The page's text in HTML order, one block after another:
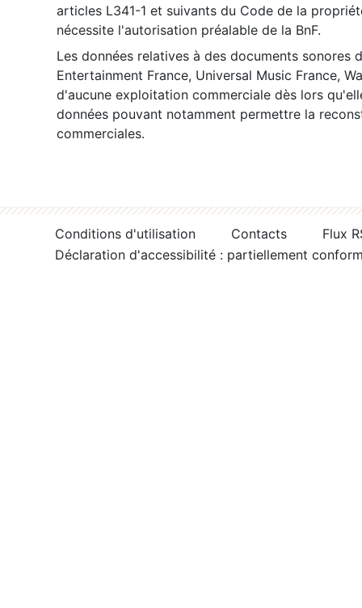
articles L341-1 et suivants du Code de la
nécessite l'autorisation préalable de la BnF.
Les données relatives à des documents sonores
Entertainment France, Universal Music France,
d'aucune exploitation commerciale dès lors
données pouvant notamment permettre la
commerciales.
Conditions d'utilisation Contacts
Flux
Déclaration d'accessibilité : partiellement